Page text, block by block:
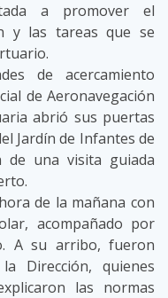
a promover el
y las tareas que se
de acercamiento
de Aeronavegación
abrió sus puertas
Jardín de Infantes de
de una visita guiada
de la mañana con
acompañado por
A su arribo, fueron
Dirección, quienes
las normas